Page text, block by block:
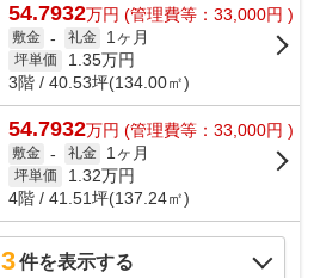
54.7932万円 (管理費等：33,000円 )
敷金 - 礼金 1ヶ月
坪単価 1.35万円
3階 / 40.53坪(134.00㎡)
54.7932万円 (管理費等：33,000円 )
敷金 - 礼金 1ヶ月
坪単価 1.32万円
4階 / 41.51坪(137.24㎡)
3件を表示する